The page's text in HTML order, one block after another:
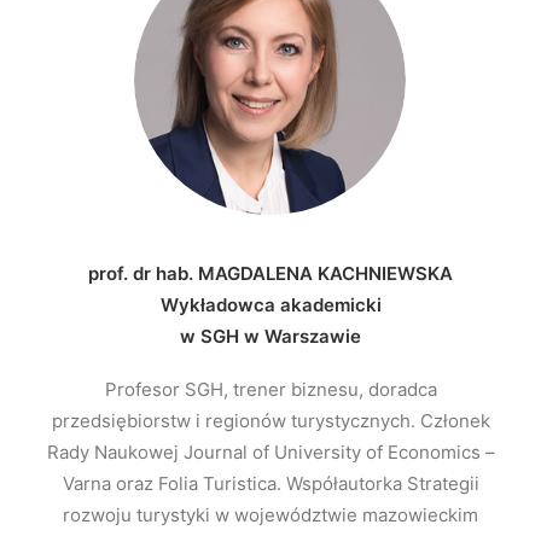
prof. dr hab. MAGDALENA KACHNIEWSKA
Wykładowca akademicki
w SGH w Warszawie
Profesor SGH, trener biznesu, doradca
przedsiębiorstw i regionów turystycznych. Członek
Rady Naukowej Journal of University of Economics –
Varna oraz Folia Turistica. Współautorka Strategii
rozwoju turystyki w województwie mazowieckim